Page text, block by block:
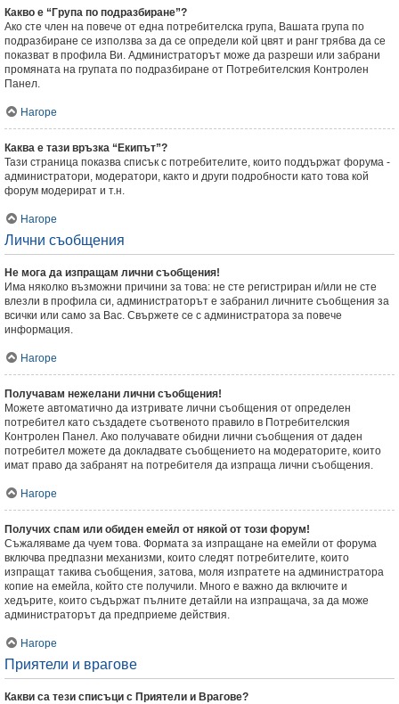
Какво е “Група по подразбиране”?
Ако сте член на повече от една потребителска група, Вашата група по
подразбиране се използва за да се определи кой цвят и ранг трябва да се
показват в профила Ви. Администраторът може да разреши или забрани
промяната на групата по подразбиране от Потребителския Контролен
Панел.
Нагоре
Каква е тази връзка “Екипът”?
Тази страница показва списък с потребителите, които поддържат форума -
администратори, модератори, както и други подробности като това кой
форум модерират и т.н.
Нагоре
Лични съобщения
Не мога да изпращам лични съобщения!
Има няколко възможни причини за това: не сте регистриран и/или не сте
влезли в профила си, администраторът е забранил личните съобщения за
всички или само за Вас. Свържете се с администратора за повече
информация.
Нагоре
Получавам нежелани лични съобщения!
Можете автоматично да изтривате лични съобщения от определен
потребител като създадете съотвеното правило в Потребителския
Контролен Панел. Ако получавате обидни лични съобщения от даден
потребител можете да докладвате съобщението на модераторите, които
имат право да забранят на потребителя да изпраща лични съобщения.
Нагоре
Получих спам или обиден емейл от някой от този форум!
Съжаляваме да чуем това. Формата за изпращане на емейли от форума
включва предпазни механизми, които следят потребителите, които
изпращат такива съобщения, затова, моля изпратете на администратора
копие на емейла, който сте получили. Много е важно да включите и
хедърите, които съдържат пълните детайли на изпращача, за да може
администраторът да предприеме действия.
Нагоре
Приятели и врагове
Какви са тези списъци с Приятели и Врагове?